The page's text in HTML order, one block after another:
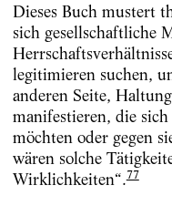
Dieses Buch mustert
sich gesellschaftliche
legitimieren suchen,
anderen Seite,
manifestieren, die
möchten oder gegen
wären solche
Wirklichkeiten“.77